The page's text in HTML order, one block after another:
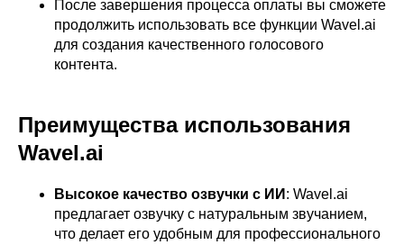
После завершения процесса оплаты вы сможете
продолжить использовать все функции Wavel.ai
для создания качественного голосового
контента.
Преимущества использования
Wavel.ai
Высокое качество озвучки с ИИ : Wavel.ai
предлагает озвучку с натуральным звучанием,
что делает его удобным для профессионального